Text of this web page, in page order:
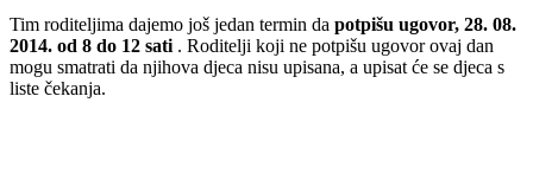
Tim roditeljima dajemo još jedan termin da potpišu ugovor, 28. 08.
2014. od 8 do 12 sati . Roditelji koji ne potpišu ugovor ovaj dan
mogu smatrati da njihova djeca nisu upisana, a upisat će se djeca s
liste čekanja.